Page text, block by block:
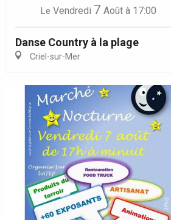
Le Vendredi 7 Août à 17:00
Danse Country à la plage
Criel-sur-Mer